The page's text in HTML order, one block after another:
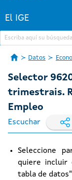
El IGE
Datos
Selector
trimestrais.
Empleo
Escuchar
Seleccione
quiere incluir
tabla de datos"